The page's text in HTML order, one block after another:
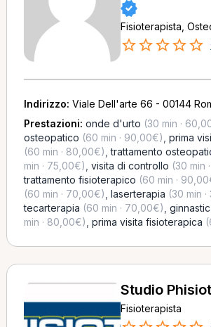
Fisioterapista,
Indirizzo: Viale Dell'arte 66 - 00144
Prestazioni: onde d'urto (30 min ·
osteopatico (60 min · 90,00€) prima
(60 min · 80,00€) ,trattamento
min · 75,00€) visita di controllo (30 min
trattamento fisioterapico (60 min ·
(60 min · 70,00€) laserterapia (30 min
tecarterapia (60 min · 70,00€)
min · 80,00€) prima visita fisioterapica
Studio
Fisioterapista